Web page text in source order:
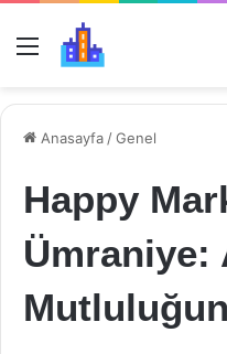
Menü
Anasayfa /Genel
Happy
Ümraniye: